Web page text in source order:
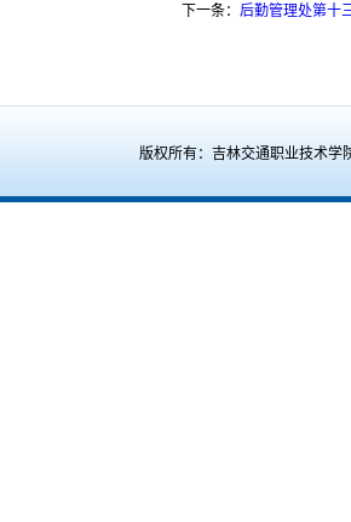
下一条：后勤管理处第十
版权所有：吉林交通职业技术学